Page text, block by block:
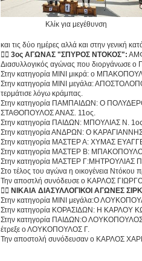
Κλίκ για μεγέθυνση
και τις δύο ημέρες αλλά και στην γενική
🚴‍♂️ 3ος ΑΓΩΝΑΣ "ΣΠΥΡΟΣ ΝΤΟΚΟΣ":
Διασυλλογικός αγώνας που διοργάνωσε
Στην κατηγορία ΜΙΝΙ μικρά: ο
Στην κατηγορία ΜΙΝΙ μεγάλα:
τερμάτισε λόγω κράμπας.
Στην κατηγορία ΠΑΜΠΑΙΔΩΝ: Ο
ΣΤΑΘΟΠΟΥΛΟΣ ΑΝΑΣ. 11ος.
Στην κατηγορία ΠΑΙΔΩΝ: ΜΠΟΥΛΙΑΣ Ν.
Στην κατηγορία ΑΝΔΡΩΝ: Ο
Στην κατηγορία ΜΑΣΤΕΡ Α: ΧΥΜΑΣ
Στην κατηγορία ΜΑΣΤΕΡ Β:
Στην κατηγορία ΜΑΣΤΕΡ Γ:ΜΗΤΡΟΥΛΙΑΣ
Στο τέλος του αγώνα η οικογένεια Ντόκου
Την αποστλή συνόδευσε ο ΚΑΡΛΟΣ
🚴‍♂️ ΝΙΚΑΙΑ ΔΙΑΣΥΛΛΟΓΙΚΟΙ ΑΓΩΝΕΣ
Στην κατηγορία ΜΙΝΙ μεγάλα:Ο
Στην κατηγορία ΚΟΡΑΣΙΔΩΝ: Η ΚΑΡΛΟΥ
Στην κατηγορία ΠΑΙΔΩΝ:Ο ΛΟΥΚΟΠΟΥΛΟΣ
έτρεξε ο ΛΟΥΚΟΠΟΥΛΟΣ Γ.
Την αποστολή συνόδευσαν ο ΚΑΡΛΟΣ